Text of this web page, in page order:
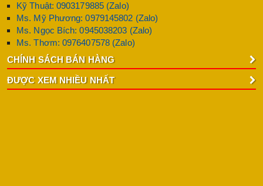
Kỹ Thuật: 0903179885 (Zalo)
Ms. Mỹ Phương: 0979145802 (Zalo)
Ms. Ngọc Bích: 0945038203 (Zalo)
Ms. Thơm: 0976407578 (Zalo)
CHÍNH SÁCH BÁN HÀNG
ĐƯỢC XEM NHIỀU NHẤT